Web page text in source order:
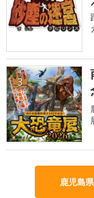
3
鹿児島